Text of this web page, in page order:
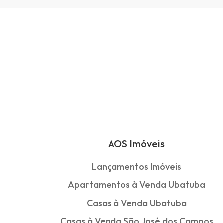
AOS Imóveis
Lançamentos Imóveis
Apartamentos à Venda Ubatuba
Casas à Venda Ubatuba